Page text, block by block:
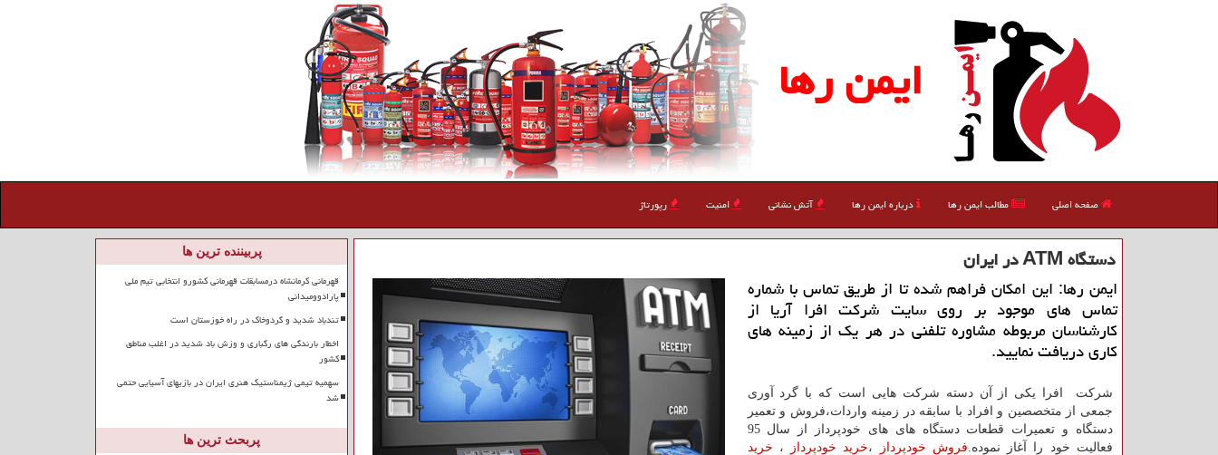
ایمن رها
صفحه اصلی مطالب ایمن رها درباره ایمن رها آتش نشانی امنیت رپورتاژ
دستگاه ATM در ایران
ایمن رها: این امكان فراهم شده تا از طریق تماس با شماره
تماس های موجود بر روی سایت شركت افرا آریا از
كارشناسان مربوطه مشاوره تلفنی در هر یك از زمینه های
كاری دریافت نمایید.
شرکت افرا یکی از آن دسته شرکت هایی است که با گرد آوری
جمعی از متخصصین و افراد با سابقه در زمینه واردات،فروش و تعمیر
دستگاه و تعمیرات قطعات دستگاه های های خودپرداز از سال 95
فعالیت خود را آغاز نموده.فروش خودپرداز ،خرید خودپرداز ، خرید
پربیننده ترین ها
قهرمانی کرمانشاه درمسابقات قهرمانی کشورو انتخابی تیم ملی
پارادوومیدانی
تندباد شدید و گردوخاک در راه خوزستان است
اخطار بارندگی های رگباری و وزش باد شدید در اغلب مناطق
کشور
سهمیه تیمی ژیمناستیک هنری ایران در بازیهای آسیایی حتمی
شد
پربحث ترین ها